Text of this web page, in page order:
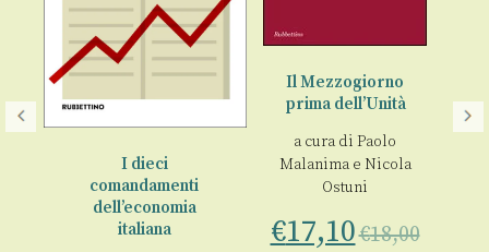
I dieci
comandamenti
dell’economia
italiana
Il Mezzogiorno
prima dell’Unità
a cura di Paolo
Malanimae Nicola
Ostuni
€17,10€18,00